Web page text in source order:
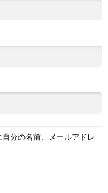
分の名前、メールアドレ